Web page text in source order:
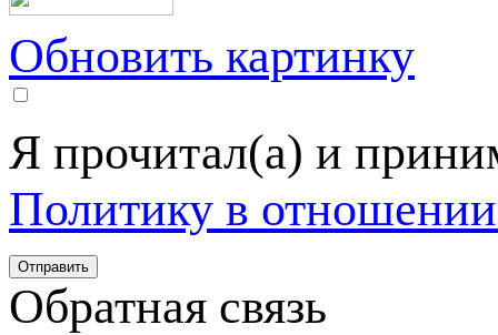
Обновить картинку
Я прочитал(а) и
Политику в
Обратная связь